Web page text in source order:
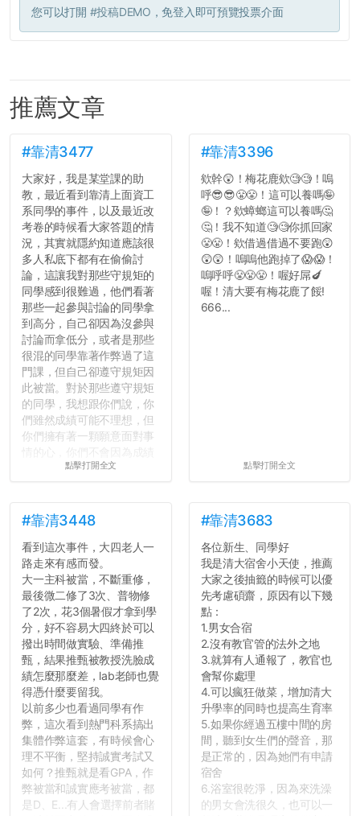
您可以打開 #投稿DEMO ，免登入即可預覽投票介面
推薦文章
#靠清3477
大家好，我是某堂課的助
教，最近看到靠清上面資工
系同學的事件，以及最近改
考卷的時候看大家答題的情
況，其實就隱約知道應該很
多人私底下都有在偷偷討
論，這讓我對那些守規矩的
同學感到很難過，他們看著
那些一起參與討論的同學拿
到高分，自己卻因為沒參與
討論而拿低分，或者是那些
很混的同學靠著作弊過了這
門課，但自己卻遵守規矩因
此被當。對於那些遵守規矩
的同學，我想跟你們說，你
們雖然成績可能不理想，但
你們擁有著一顆願意面對事
壓力而選擇逃避(作弊)，在
績無法體現你們的努力，但
往後你們正直的態度一定會
讓你們在社會上適應得更
好。最後，那些作弊的同
學，你們要瞭解到作弊對你
們而言是沒有任何好處的，
大學是你們唯一可以勇敢認
錯但不需要付出太大代價的
地方，你們在這時候如果不
會學會...
點擊打開全文
#靠清3396
欸幹😲！梅花鹿欸🧐🧐！嗚
呼😎😎😤😤！這可以養嗎🤪
🤪！？欸蟑螂這可以養嗎🤔
🤔！我不知道🧐🧐你抓回家
😤😤！欸借過借過不要跑😲
😲😲！嗚嗚他跑掉了😱😱！
嗚呼呼😤😤😤！喔好屌🍆
喔！清大要有梅花鹿了餒!
666...
點擊打開全文
#靠清3448
看到這次事件，大四老人一
路走來有感而發。
大一主科被當，不斷重修，
最後微二修了3次、普物修
了2次，花3個暑假才拿到學
分，好不容易大四終於可以
撥出時間做實驗、準備推
甄，結果推甄被教授洗臉成
績怎麼那麼差，lab老師也覺
得憑什麼要留我。
以前多少也看過同學有作
弊，這次看到熱門科系搞出
集體作弊這套，有時候會心
理不平衡，堅持誠實考試又
如何？推甄就是看GPA，作
弊被當和誠實應考被當，都
是D、E...有人會選擇前者賭
#靠清3683
各位新生、同學好
我是清大宿舍小天使，推薦
大家之後抽籤的時候可以優
先考慮碩齋，原因有以下幾
點：
1.男女合宿
2.沒有教官管的法外之地
3.就算有人通報了，教官也
會幫你處理
4.可以瘋狂做菜，增加清大
升學率的同時也提高生育率
5.如果你經過五樓中間的房
間，聽到女生們的聲音，那
是正常的，因為她們有申請
宿舍
6.浴室很乾淨，因為來洗澡
的男女會洗很久，也可以一